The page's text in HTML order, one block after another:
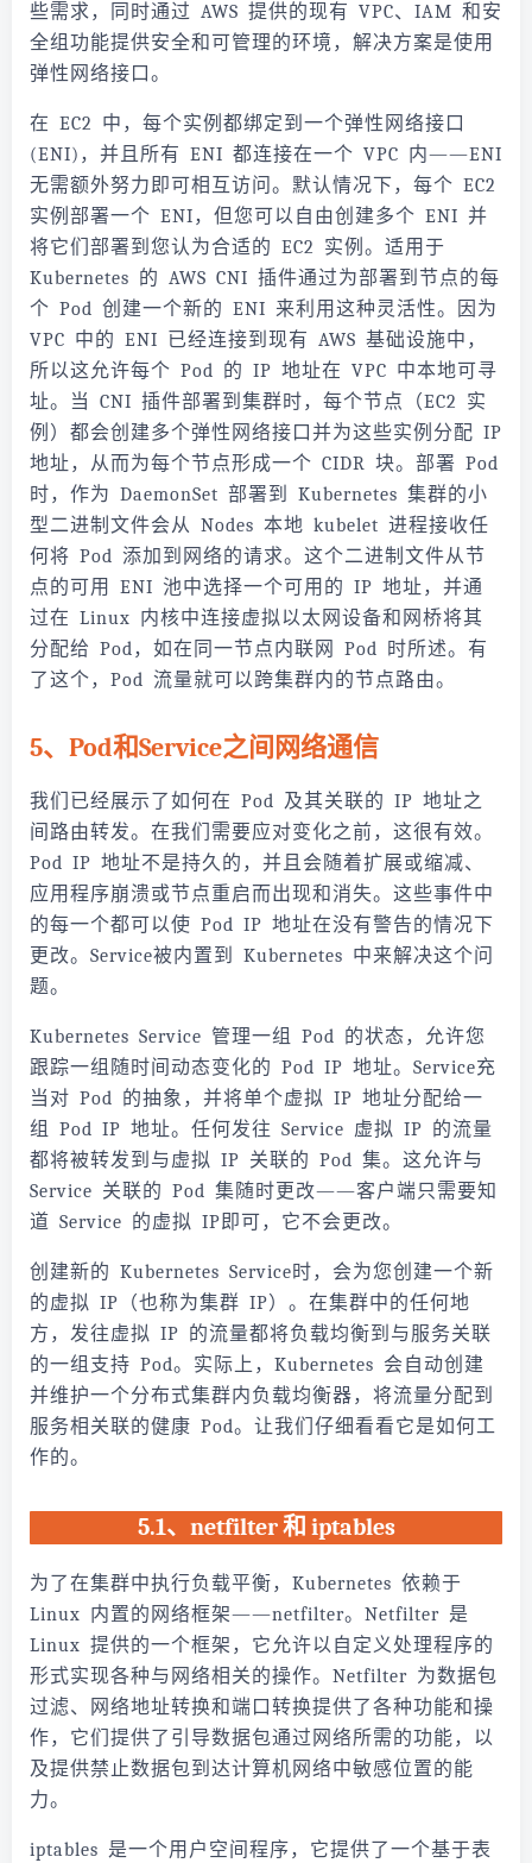
些需求，同时通过 AWS 提供的现有 VPC、IAM 和安
全组功能提供安全和可管理的环境，解决方案是使用
弹性网络接口。
在 EC2 中，每个实例都绑定到一个弹性网络接口
(ENI)，并且所有 ENI 都连接在一个 VPC 内——ENI
无需额外努力即可相互访问。默认情况下，每个 EC2
实例部署一个 ENI，但您可以自由创建多个 ENI 并
将它们部署到您认为合适的 EC2 实例。适用于
Kubernetes 的 AWS CNI 插件通过为部署到节点的每
个 Pod 创建一个新的 ENI 来利用这种灵活性。因为
VPC 中的 ENI 已经连接到现有 AWS 基础设施中，
所以这允许每个 Pod 的 IP 地址在 VPC 中本地可寻
址。当 CNI 插件部署到集群时，每个节点（EC2 实
例）都会创建多个弹性网络接口并为这些实例分配 IP
地址，从而为每个节点形成一个 CIDR 块。部署 Pod
时，作为 DaemonSet 部署到 Kubernetes 集群的小
型二进制文件会从 Nodes 本地 kubelet 进程接收任
何将 Pod 添加到网络的请求。这个二进制文件从节
点的可用 ENI 池中选择一个可用的 IP 地址，并通
过在 Linux 内核中连接虚拟以太网设备和网桥将其
分配给 Pod，如在同一节点内联网 Pod 时所述。有
了这个，Pod 流量就可以跨集群内的节点路由。
5、Pod和Service之间网络通信
我们已经展示了如何在 Pod 及其关联的 IP 地址之
间路由转发。在我们需要应对变化之前，这很有效。
Pod IP 地址不是持久的，并且会随着扩展或缩减、
应用程序崩溃或节点重启而出现和消失。这些事件中
的每一个都可以使 Pod IP 地址在没有警告的情况下
更改。Service被内置到 Kubernetes 中来解决这个问
题。
Kubernetes Service 管理一组 Pod 的状态，允许您
跟踪一组随时间动态变化的 Pod IP 地址。Service充
当对 Pod 的抽象，并将单个虚拟 IP 地址分配给一
组 Pod IP 地址。任何发往 Service 虚拟 IP 的流量
都将被转发到与虚拟 IP 关联的 Pod 集。这允许与
Service 关联的 Pod 集随时更改——客户端只需要知
道 Service 的虚拟 IP即可，它不会更改。
创建新的 Kubernetes Service时，会为您创建一个新
的虚拟 IP（也称为集群 IP）。在集群中的任何地
方，发往虚拟 IP 的流量都将负载均衡到与服务关联
的一组支持 Pod。实际上，Kubernetes 会自动创建
并维护一个分布式集群内负载均衡器，将流量分配到
服务相关联的健康 Pod。让我们仔细看看它是如何工
作的。
5.1、netfilter 和 iptables
为了在集群中执行负载平衡，Kubernetes 依赖于
Linux 内置的网络框架——netfilter。Netfilter 是
Linux 提供的一个框架，它允许以自定义处理程序的
形式实现各种与网络相关的操作。Netfilter 为数据包
过滤、网络地址转换和端口转换提供了各种功能和操
作，它们提供了引导数据包通过网络所需的功能，以
及提供禁止数据包到达计算机网络中敏感位置的能
力。
iptables 是一个用户空间程序，它提供了一个基于表